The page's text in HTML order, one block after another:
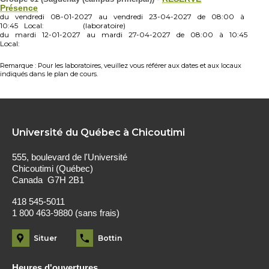
Présence
du
vendredi 08-01-2027 au vendredi 23-04-2027 de 08:00
à
10:45
Local:
(laboratoire)
du
mardi 12-01-2027 au mardi 27-04-2027 de 08:00 à
10:45
Local:
Remarque : Pour les laboratoires, veuillez vous référer aux dates et aux locaux
indiqués dans le plan de cours.
Université du Québec à Chicoutimi
555, boulevard de l'Université
Chicoutimi (Québec)
Canada G7H 2B1
418 545-5011
1 800 463-9880 (sans frais)
Situer Bottin